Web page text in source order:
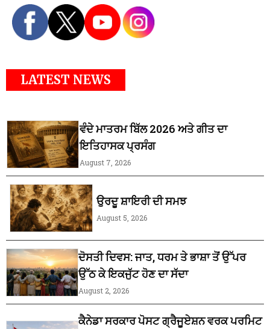
LATEST NEWS
ਵੰਦੇ ਮਾਤਰਮ ਬਿੱਲ 2026 ਅਤੇ ਗੀਤ ਦਾ
ਇਤਿਹਾਸਕ ਪ੍ਰਸੰਗ
August 7, 2026
ਉਰਦੂ ਸ਼ਾਇਰੀ ਦੀ ਸਮਝ
August 5, 2026
ਦੋਸਤੀ ਦਿਵਸ: ਜਾਤ, ਧਰਮ ਤੇ ਭਾਸ਼ਾ ਤੋਂ ਉੱਪਰ
ਉੱਠ ਕੇ ਇਕਜੁੱਟ ਹੋਣ ਦਾ ਸੱਦਾ
August 2, 2026
ਕੈਨੇਡਾ ਸਰਕਾਰ ਪੋਸਟ ਗ੍ਰੈਜੂਏਸ਼ਨ ਵਰਕ ਪਰਮਿਟ